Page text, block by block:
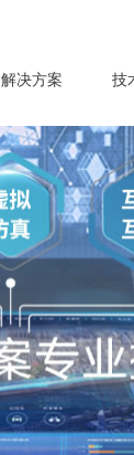
解决方案 技